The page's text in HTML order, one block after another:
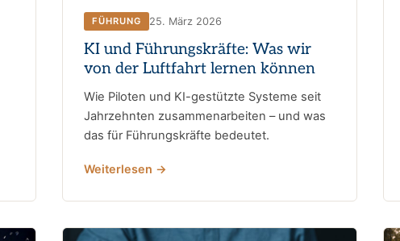
FÜHRUNG 25. März 2026
KI und Führungskräfte: Was wir
von der Luftfahrt lernen können
Wie Piloten und KI-gestützte Systeme seit
Jahrzehnten zusammenarbeiten – und was
das für Führungskräfte bedeutet.
Weiterlesen →